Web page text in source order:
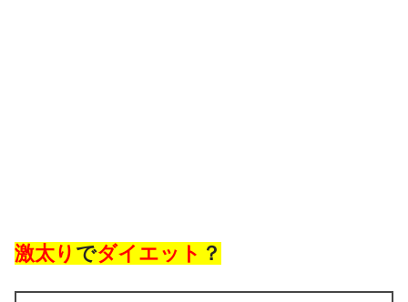
激太り でダイエット ？